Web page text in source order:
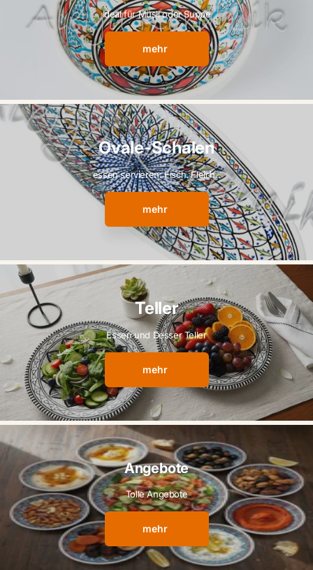
Ideal für Müsli oder Suppe
mehr
Ovale-Schalen
essen servieren: Fisch. Fleich..
mehr
Teller
Essen und Desser Teller
mehr
Angebote
Tolle Angebote
mehr